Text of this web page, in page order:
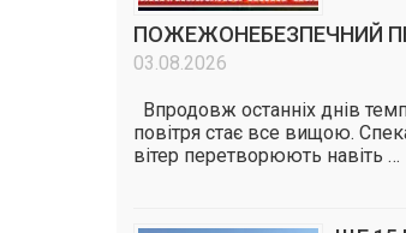
ПОЖЕЖОНЕБЕЗПЕЧНИЙ
03.08.2026
Впродовж останніх днів
повітря стає все вищою.
вітер перетворюють навіть …